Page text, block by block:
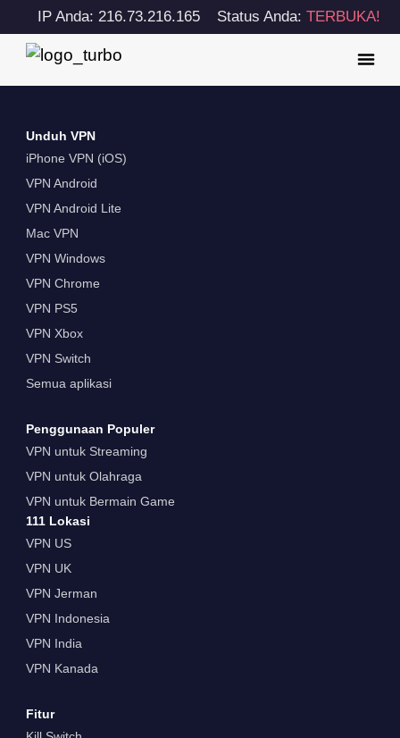
IP Anda: 216.73.216.165 Status Anda: TERBUKA!
Unduh VPN
iPhone VPN (iOS)
VPN Android
VPN Android Lite
Mac VPN
VPN Windows
VPN Chrome
VPN PS5
VPN Xbox
VPN Switch
Semua aplikasi
Penggunaan Populer
VPN untuk Streaming
VPN untuk Olahraga
VPN untuk Bermain Game
111 Lokasi
VPN US
VPN UK
VPN Jerman
VPN Indonesia
VPN India
VPN Kanada
Fitur